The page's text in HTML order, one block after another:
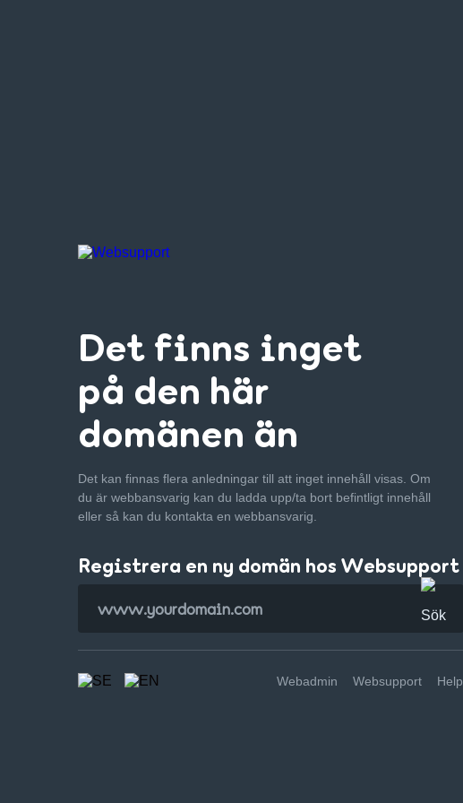
Det finns inget
på den här
domänen än
Det kan finnas flera anledningar till att inget innehåll visas. Om
du är webbansvarig kan du ladda upp/ta bort befintligt innehåll
eller så kan du kontakta en webbansvarig.
Registrera en ny domän hos Websupport
Webadmin Websupport Help